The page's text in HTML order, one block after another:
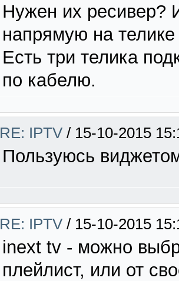
Нужен их ресивер?
напрямую на телике
Есть три телика
по кабелю.
RE: IPTV / 15-10-2015
Пользуюсь
RE: IPTV / 15-10-2015
inext tv - можно
плейлист, или от